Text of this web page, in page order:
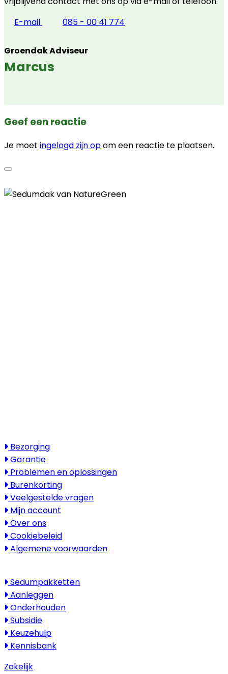
E-mail
085 - 00 41 774
Groendak Adviseur
Marcus
Geef een reactie
Je moet ingelogd zijn opom een reactie te plaatsen.
Bezorging
Garantie
Problemen en oplossingen
Burenkorting
Veelgestelde vragen
Mijn account
Over ons
Cookiebeleid
Algemene voorwaarden
Sedumpakketten
Aanleggen
Onderhouden
Subsidie
Keuzehulp
Kennisbank
Zakelijk